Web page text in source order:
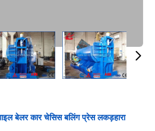
बेलर कार चेसिस बलिंग प्रेस लकड़हारा